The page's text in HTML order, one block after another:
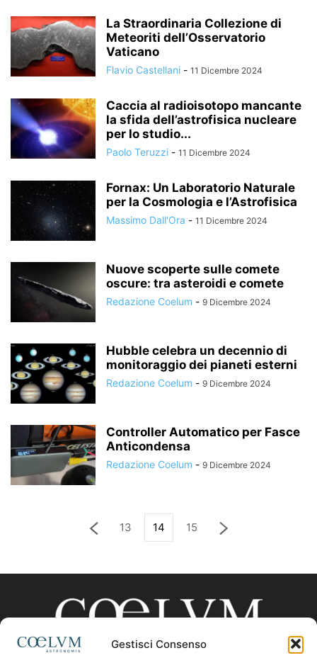
Gestisci Consenso
La Straordinaria Collezione di
Meteoriti dell’Osservatorio
Vaticano
Flavio Castellani - 11 Dicembre 2024
Caccia al radioisotopo mancante
la sfida dell’astrofisica nucleare
per lo studio...
Paolo Teruzzi - 11 Dicembre 2024
Fornax: Un Laboratorio Naturale
per la Cosmologia e l’Astrofisica
Massimo Dall'Ora - 11 Dicembre 2024
Nuove scoperte sulle comete
oscure: tra asteroidi e comete
Redazione Coelum - 9 Dicembre 2024
Hubble celebra un decennio di
monitoraggio dei pianeti esterni
Redazione Coelum - 9 Dicembre 2024
Controller Automatico per Fasce
Anticondensa
Redazione Coelum - 9 Dicembre 2024
13 14 15